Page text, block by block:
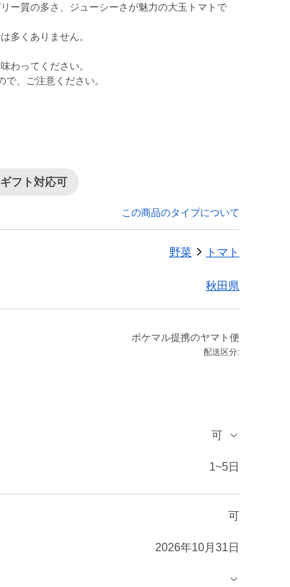
ー質の多さ、ジューシーさが魅力の大玉トマトで
多くありません。
わってください。
、ご注意ください。
フト対応可
この商品のタイプについて
野菜 トマト
秋田県
ポケマル提携のヤマト便
配送区分:
可
1~5日
可
2026年10月31日